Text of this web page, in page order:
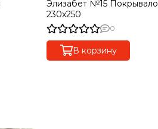
Элизабет №15 Покрывало
230х250
0
В корзину